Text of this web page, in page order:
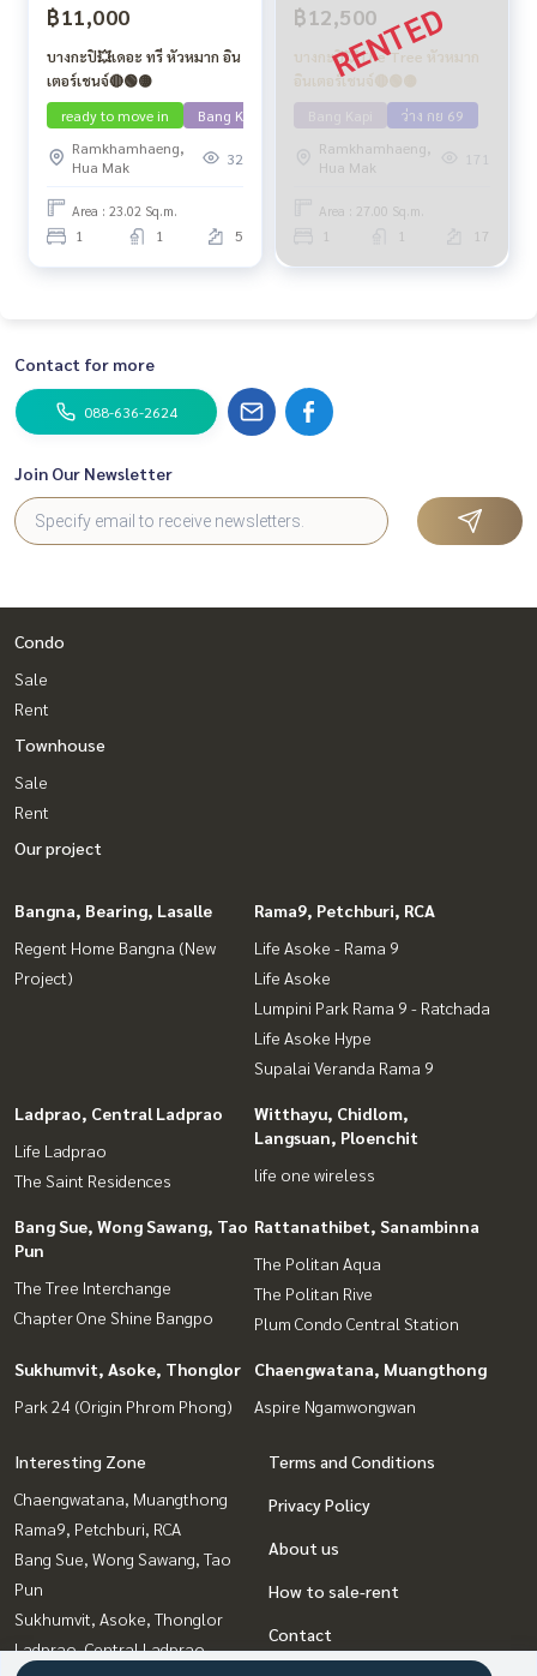
฿11,000
บางกะปิ💥เดอะ ทรี หัวหมาก อิน
เตอร์เชนจ์🔴🟢🟡
ready to move in
Bang Kapi
Ramkhamhaeng,
Hua Mak
32
Area : 23.02 Sq.m.
1 1 5
฿12,500
บางกะปิ💥The Tree หัวหมาก
อินเตอร์เชนจ์🔴🟢🟡
ว่าง กย 69
Ramkhamhaeng,
Hua Mak
171
Area : 27.00 Sq.m.
1 1 17
Contact for more
088-636-2624
Join Our Newsletter
Condo
Sale
Rent
Townhouse
Sale
Rent
Our project
Bangna, Bearing, Lasalle
Regent Home Bangna (New
Project)
Rama9, Petchburi, RCA
Life Asoke - Rama 9
Life Asoke
Lumpini Park Rama 9 - Ratchada
Life Asoke Hype
Supalai Veranda Rama 9
Ladprao, Central Ladprao
Life Ladprao
The Saint Residences
Witthayu, Chidlom,
Langsuan, Ploenchit
life one wireless
Bang Sue, Wong Sawang, Tao
Pun
The Tree Interchange
Chapter One Shine Bangpo
Rattanathibet, Sanambinna
The Politan Aqua
The Politan Rive
Plum Condo Central Station
Sukhumvit, Asoke, Thonglor
Park 24 (Origin Phrom Phong)
Chaengwatana, Muangthong
Aspire Ngamwongwan
Interesting Zone
Chaengwatana, Muangthong
Rama9, Petchburi, RCA
Bang Sue, Wong Sawang, Tao
Pun
Sukhumvit, Asoke, Thonglor
Ladprao, Central Ladprao
Terms and Conditions
Privacy Policy
About us
How to sale-rent
Contact